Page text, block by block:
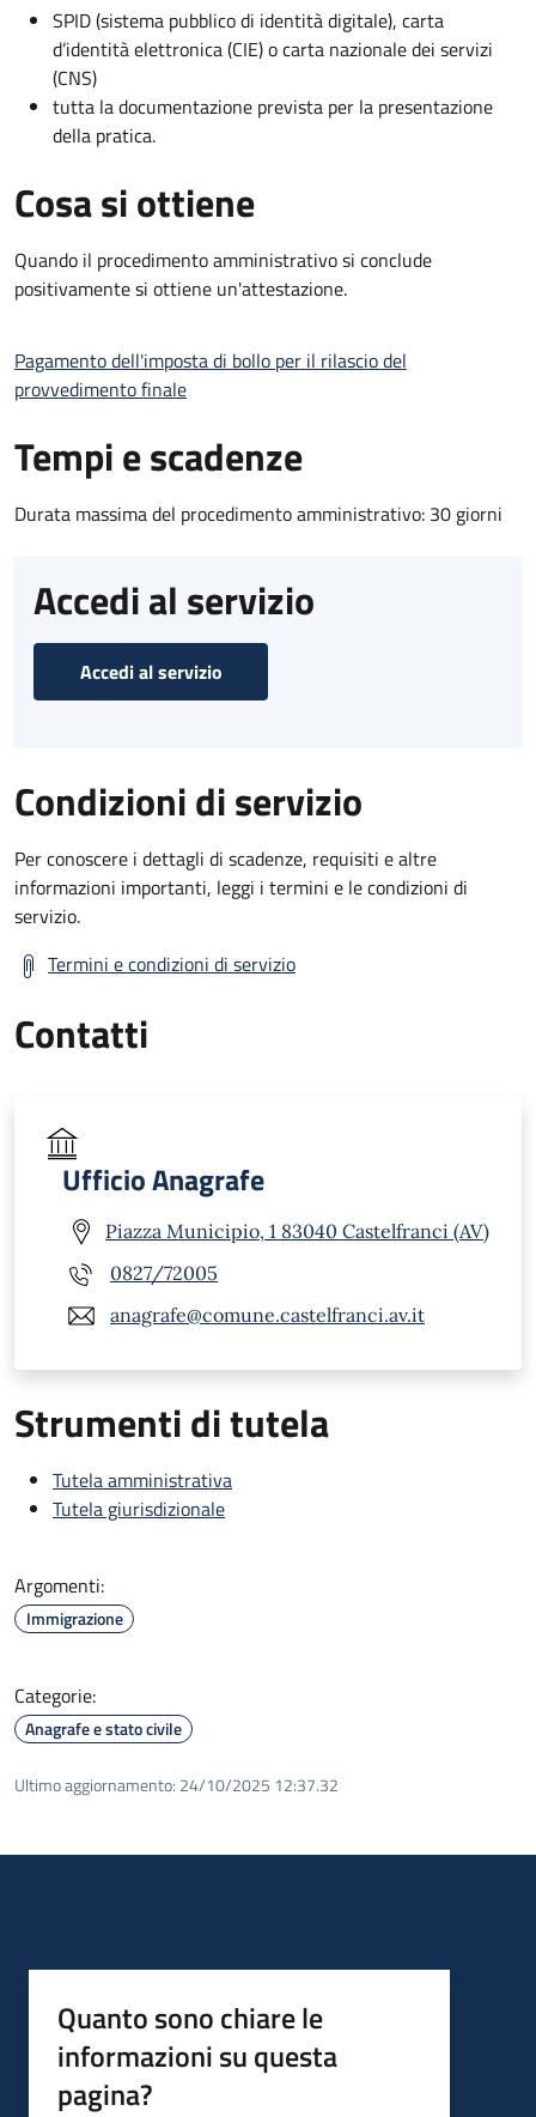
SPID (sistema pubblico di identità digitale), carta
d’identità elettronica (CIE) o carta nazionale dei servizi
(CNS)
tutta la documentazione prevista per la presentazione
della pratica.
Cosa si ottiene
Quando il procedimento amministrativo si conclude
positivamente si ottiene un'attestazione.
Pagamento dell'imposta di bollo per il rilascio del
provvedimento finale
Tempi e scadenze
Durata massima del procedimento amministrativo: 30 giorni
Accedi al servizio
Accedi al servizio
Condizioni di servizio
Per conoscere i dettagli di scadenze, requisiti e altre
informazioni importanti, leggi i termini e le condizioni di
servizio.
Termini e condizioni di servizio
Contatti
Ufficio Anagrafe
Piazza Municipio, 1 83040 Castelfranci (AV)
0827/72005
anagrafe@comune.castelfranci.av.it
Strumenti di tutela
Tutela amministrativa
Tutela giurisdizionale
Argomenti:
Immigrazione
Categorie:
Anagrafe e stato civile
Ultimo aggiornamento: 24/10/2025 12:37.32
Quanto sono chiare le
informazioni su questa
pagina?